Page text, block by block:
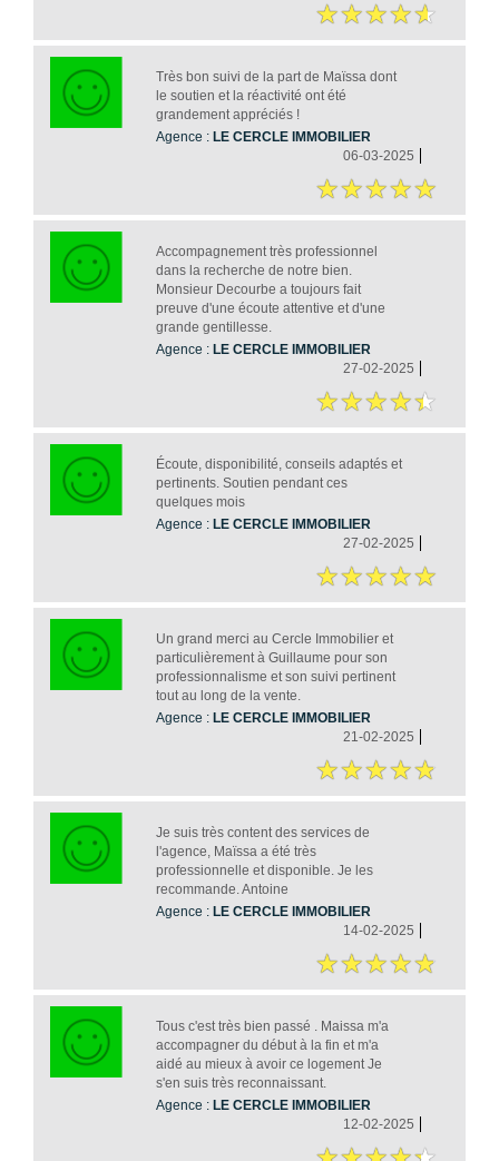
Très bon suivi de la part de Maïssa dont
le soutien et la réactivité ont été
grandement appréciés !
Agence : LE CERCLE IMMOBILIER
06-03-2025
Accompagnement très professionnel
dans la recherche de notre bien.
Monsieur Decourbe a toujours fait
preuve d'une écoute attentive et d'une
grande gentillesse.
Agence : LE CERCLE IMMOBILIER
27-02-2025
Écoute, disponibilité, conseils adaptés et
pertinents. Soutien pendant ces
quelques mois
Agence : LE CERCLE IMMOBILIER
27-02-2025
Un grand merci au Cercle Immobilier et
particulièrement à Guillaume pour son
professionnalisme et son suivi pertinent
tout au long de la vente.
Agence : LE CERCLE IMMOBILIER
21-02-2025
Je suis très content des services de
l'agence, Maïssa a été très
professionnelle et disponible. Je les
recommande. Antoine
Agence : LE CERCLE IMMOBILIER
14-02-2025
Tous c'est très bien passé . Maissa m'a
accompagner du début à la fin et m'a
aidé au mieux à avoir ce logement Je
s'en suis très reconnaissant.
Agence : LE CERCLE IMMOBILIER
12-02-2025